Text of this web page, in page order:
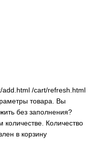
add.html /cart/refresh.html
товара.
Вы
без заполнения?
количестве. Количество
в корзину